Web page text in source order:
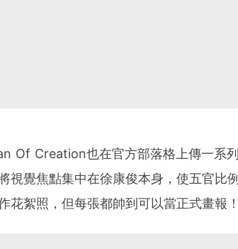
Of Creation也在官方部落格上傳一系列
視覺焦點集中在徐康俊本身，使五官比例
絮照，但每張都帥到可以當正式畫報！